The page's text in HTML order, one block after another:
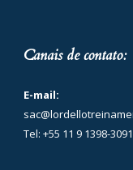
Canais de contato:
E-mail:
Tel: +55 11 9 1398-3091